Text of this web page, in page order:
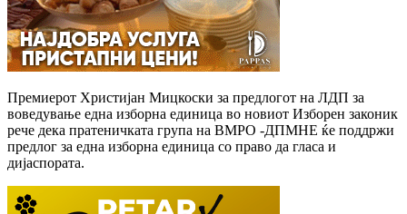
Премиерот Христијан Мицкоски за предлогот на ЛДП за
воведување една изборна единица во новиот Изборен законик
рече дека пратеничката група на ВМРО -ДПМНЕ ќе поддржи
предлог за една изборна единица со право да гласа и
дијаспората.